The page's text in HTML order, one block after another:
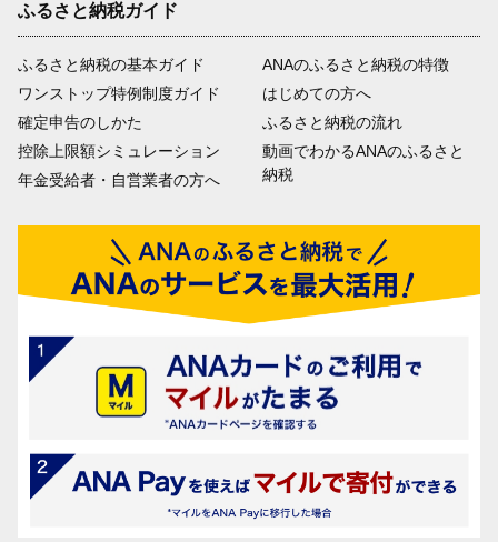
ふるさと納税ガイド
ふるさと納税の基本ガイド
ワンストップ特例制度ガイド
確定申告のしかた
控除上限額シミュレーション
年金受給者・自営業者の方へ
ANAのふるさと納税の特徴
はじめての方へ
ふるさと納税の流れ
動画でわかるANAのふるさと
納税